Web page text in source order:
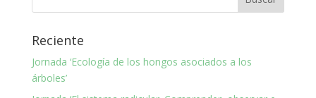
Reciente
Jornada ‘Ecología de los hongos asociados a los
árboles’